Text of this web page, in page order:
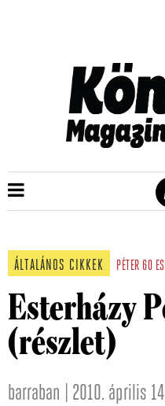
ÁLTALÁNOS CIKKEK PÉTER 60
Esterházy
(részlet)
barraban | 2010. április 14.